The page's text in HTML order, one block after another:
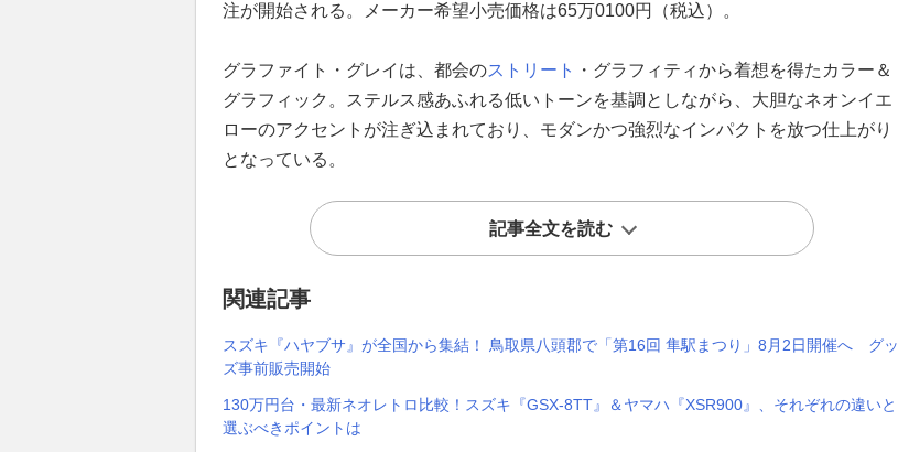
注が開始される。メーカー希望小売価格は65万0100円（税込）。
グラファイト・グレイは、都会のストリート
・グラフィティから着想を得たカラー＆
グラフィック。ステルス感あふれる低いトーンを基調としながら、大胆なネオンイエ
ローのアクセントが注ぎ込まれており、モダンかつ強烈なインパクトを放つ仕上がり
となっている。
記事全文を読む
関連記事
スズキ『ハヤブサ』が全国から集結！ 鳥取県八頭郡で「第16回 隼駅まつり」8月2日開催へ グッ
ズ事前販売開始
130万円台・最新ネオレトロ比較！スズキ『GSX-8TT』＆ヤマハ『XSR900』、それぞれの違いと
選ぶべきポイントは